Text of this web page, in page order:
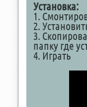
Установка:
1.
2.
3.
папку где
4. Играть